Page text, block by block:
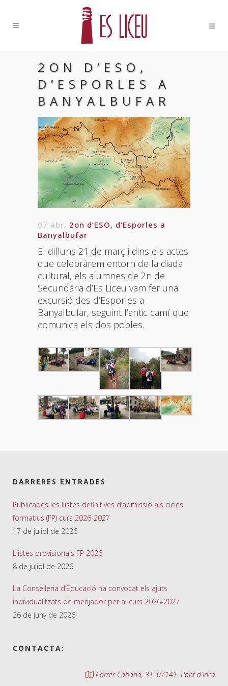
2ON D’ESO,
D’ESPORLES A
BANYALBUFAR
07 abr. 2on d’ESO, d’Esporles a
Banyalbufar
El dilluns 21 de març i dins els actes
que celebràrem entorn de la diada
cultural, els alumnes de 2n de
Secundària d’Es Liceu vam fer una
excursió des d’Esporles a
Banyalbufar, seguint l’antic camí que
comunica els dos pobles.
DARRERES ENTRADES
Publicades les llistes definitives d’admissió als cicles
formatius (FP) curs 2026-2027
17 de juliol de 2026
Llistes provisionals FP 2026
8 de juliol de 2026
La Conselleria d’Educació ha convocat els ajuts
individualitzats de menjador per al curs 2026-2027
26 de juny de 2026
CONTACTA:
Carrer Cabana, 31. 07141. Pont d'Inca